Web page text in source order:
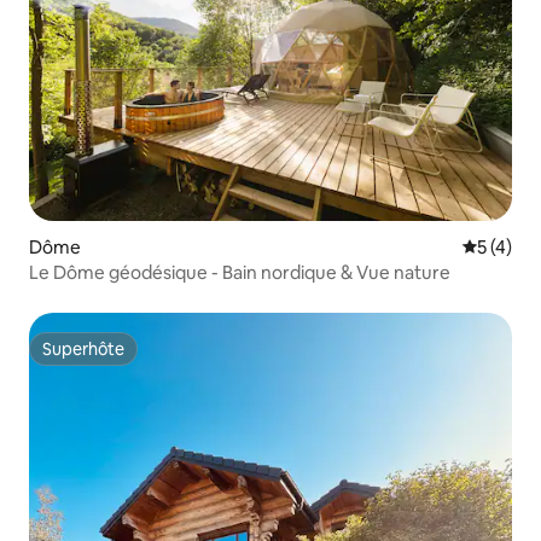
Dôme
5 (4)
Le Dôme géodésique - Bain nordique & Vue nature
Superhôte
Superhôte